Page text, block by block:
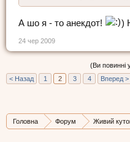
А шо я - то анекдот! )
24 чер 2009
(Ви повинні
< Назад
1 2 3 4 Вперед >
Головна Форум Живий